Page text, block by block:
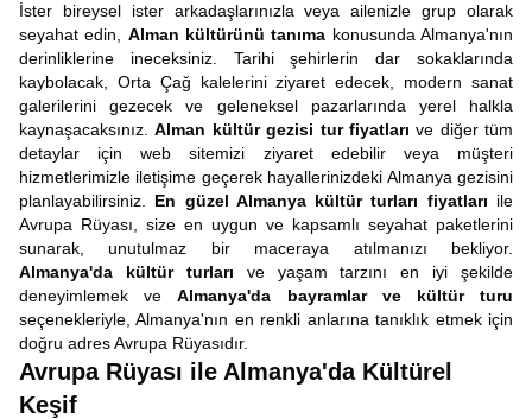
İster bireysel ister arkadaşlarınızla veya ailenizle grup olarak
seyahat edin, Alman kültürünü tanıma konusunda Almanya'nın
derinliklerine ineceksiniz. Tarihi şehirlerin dar sokaklarında
kaybolacak, Orta Çağ kalelerini ziyaret edecek, modern sanat
galerilerini gezecek ve geleneksel pazarlarında yerel halkla
kaynaşacaksınız.Alman kültür gezisi tur fiyatları ve diğer tüm
detaylar için web sitemizi ziyaret edebilir veya müşteri
hizmetlerimizle iletişime geçerek hayallerinizdeki Almanya gezisini
planlayabilirsiniz. En güzel Almanya kültür turları fiyatları ile
Avrupa Rüyası, size en uygun ve kapsamlı seyahat paketlerini
sunarak, unutulmaz bir maceraya atılmanızı bekliyor.
Almanya'da kültür turları ve yaşam tarzını en iyi şekilde
deneyimlemek veAlmanya'da bayramlar ve kültür turu
seçenekleriyle, Almanya'nın en renkli anlarına tanıklık etmek için
doğru adres Avrupa Rüyasıdır.
Avrupa Rüyası ile Almanya'da Kültürel
Keşif